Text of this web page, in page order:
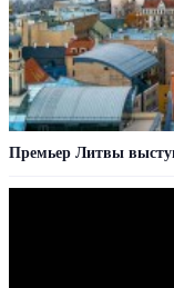
Премьер Литвы